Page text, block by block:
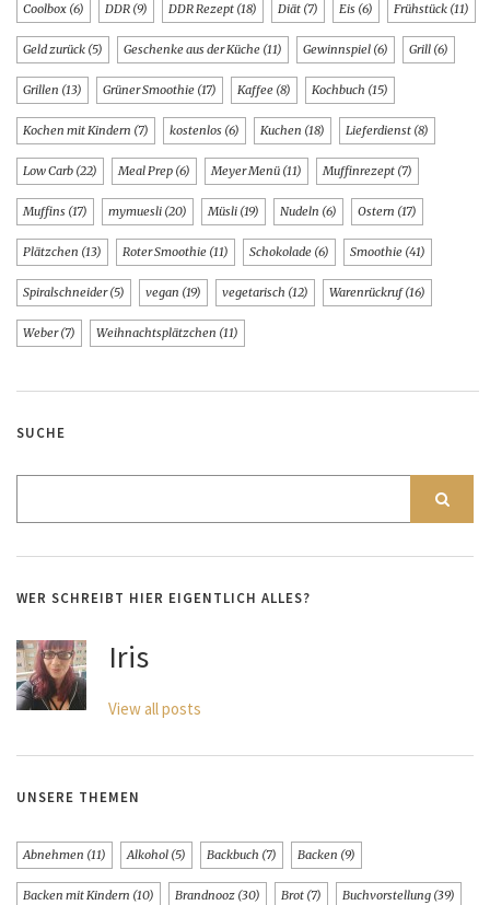
Coolbox (6) DDR (9) DDR Rezept (18) Diät (7) Eis (6) Frühstück (11)
Geld zurück (5) Geschenke aus der Küche (11) Gewinnspiel (6) Grill (6)
Grillen (13) Grüner Smoothie (17) Kaffee (8) Kochbuch (15)
Kochen mit Kindern (7) kostenlos (6) Kuchen (18) Lieferdienst (8)
Low Carb (22) Meal Prep (6) Meyer Menü (11) Muffinrezept (7)
Muffins (17) mymuesli (20) Müsli (19) Nudeln (6) Ostern (17)
Plätzchen (13) Roter Smoothie (11) Schokolade (6) Smoothie (41)
Spiralschneider(5) vegan (19) vegetarisch (12) Warenrückruf(16)
Weber(7) Weihnachtsplätzchen (11)
SUCHE
WER SCHREIBT HIER EIGENTLICH ALLES?
Iris
View all posts
UNSERE THEMEN
Abnehmen (11) Alkohol (5) Backbuch (7) Backen (9)
Backen mit Kindern (10) Brandnooz (30) Brot (7) Buchvorstellung (39)